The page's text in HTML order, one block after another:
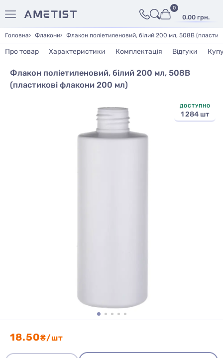
0.00 грн.
0
Головна Флакони Флакон поліетиленовий, білий 200 мл, 508В
Про товар Характеристики Комплектація Відгуки
Флакон поліетиленовий, білий 200 мл, 508В
(пластикові флакони 200 мл)
ДОСТУПНО
1 284 шт
18.50₴/шт